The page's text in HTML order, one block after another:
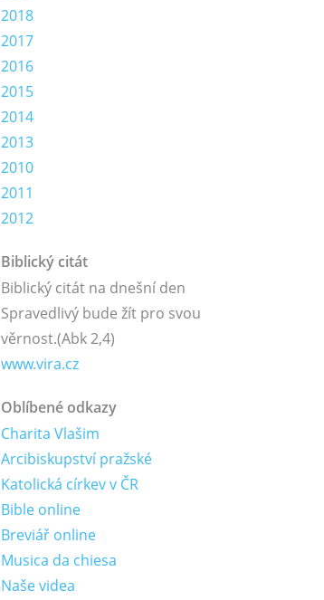
2018
2017
2016
2015
2014
2013
2010
2011
2012
Biblický citát
Biblický citát na dnešní den
Spravedlivý bude žít pro svou
věrnost.(Abk 2,4)
www.vira.cz
Oblíbené odkazy
Charita Vlašim
Arcibiskupství pražské
Katolická církev v ČR
Bible online
Breviář online
Musica da chiesa
Naše videa